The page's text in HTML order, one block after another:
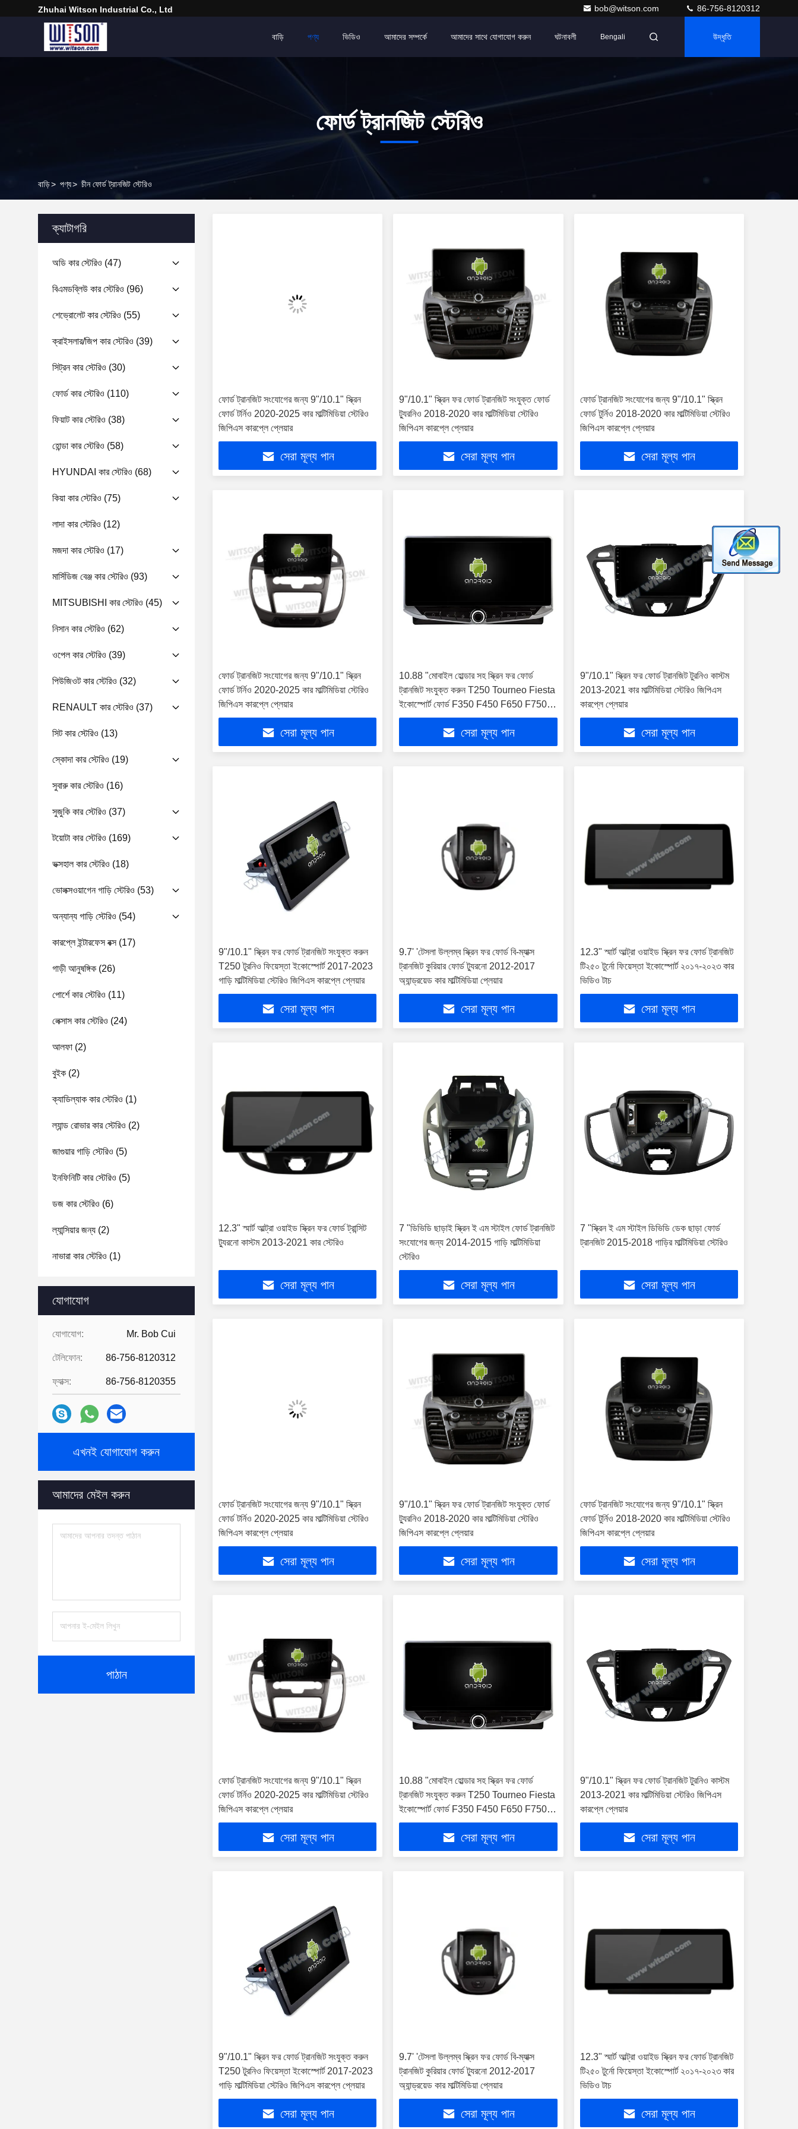
Zhuhai Witson Industrial Co., Ltd bob@witson.com 86-756-8120312
বাড়ি পণ্য ভিডিও আমাদের সম্পর্কে আমাদের সাথে যোগাযোগ করুন ঘটনাবলী Bengali উদ্ধৃতি
ফোর্ড ট্রানজিট স্টেরিও
বাড়ি> পণ্য> চীন ফোর্ড ট্রানজিট স্টেরিও
ক্যাটাগরি
অডি কার স্টেরিও (47)
বিএমডব্লিউ কার স্টেরিও (96)
শেভ্রোলেট কার স্টেরিও (55)
ক্রাইসলার/জিপ কার স্টেরিও (39)
সিট্রন কার স্টেরিও (30)
ফোর্ড কার স্টেরিও (110)
ফিয়াট কার স্টেরিও (38)
হোন্ডা কার স্টেরিও (58)
HYUNDAI কার স্টেরিও (68)
কিয়া কার স্টেরিও (75)
লাদা কার স্টেরিও (12)
মজদা কার স্টেরিও (17)
মার্সিডিজ বেঞ্জ কার স্টেরিও (93)
MITSUBISHI কার স্টেরিও (45)
নিসান কার স্টেরিও (62)
ওপেল কার স্টেরিও (39)
পিউজিওট কার স্টেরিও (32)
RENAULT কার স্টেরিও (37)
সিট কার স্টেরিও (13)
স্কোদা কার স্টেরিও (19)
সুবারু কার স্টেরিও (16)
সুজুকি কার স্টেরিও (37)
টয়োটা কার স্টেরিও (169)
ভক্সহাল কার স্টেরিও (18)
ভোলক্সওয়াগেন গাড়ি স্টেরিও (53)
অন্যান্য গাড়ি স্টেরিও (54)
কারপ্লে ইন্টারফেস বক্স(17)
গাড়ী আনুষঙ্গিক (26)
পোর্শে কার স্টেরিও (11)
লেক্সাস কার স্টেরিও (24)
আলফা (2)
বুইক (2)
ক্যাডিল্যাক কার স্টেরিও (1)
ল্যান্ড রোভার কার স্টেরিও (2)
জাগুয়ার গাড়ি স্টেরিও (5)
ইনফিনিটি কার স্টেরিও (5)
ডজ কার স্টেরিও (6)
ল্যান্সিয়ার জন্য (2)
নাভারা কার স্টেরিও (1)
যোগাযোগ
যোগাযোগ: Mr. Bob Cui
টেলিফোন: 86-756-8120312
ফ্যাক্স: 86-756-8120355
এখনই যোগাযোগ করুন
আমাদের মেইল ​​করুন
পাঠান
ফোর্ড ট্রানজিট সংযোগের জন্য 9"/10.1" স্ক্রিন
ফোর্ড টর্নিও 2020-2025 কার মাল্টিমিডিয়া স্টেরিও
জিপিএস কারপ্লে প্লেয়ার
সেরা মূল্য পান
9"/10.1" স্ক্রিন ফর ফোর্ড ট্রানজিট সংযুক্ত ফোর্ড
ট্যুরনিও 2018-2020 কার মাল্টিমিডিয়া স্টেরিও
জিপিএস কারপ্লে প্লেয়ার
সেরা মূল্য পান
ফোর্ড ট্রানজিট সংযোগের জন্য 9"/10.1" স্ক্রিন
ফোর্ড টুর্নিও 2018-2020 কার মাল্টিমিডিয়া স্টেরিও
জিপিএস কারপ্লে প্লেয়ার
সেরা মূল্য পান
ফোর্ড ট্রানজিট সংযোগের জন্য 9"/10.1" স্ক্রিন
ফোর্ড টর্নিও 2020-2025 কার মাল্টিমিডিয়া স্টেরিও
জিপিএস কারপ্লে প্লেয়ার
সেরা মূল্য পান
10.88 "মোবাইল হোল্ডার সহ স্ক্রিন ফর ফোর্ড
ট্রানজিট সংযুক্ত করুন T250 Tourneo Fiesta
ইকোস্পোর্ট ফোর্ড F350 F450 F650 F750
2017-2023 মাল্টিমিডিয়া স্টেরিও জিপিএস কারপ্লে
সেরা মূল্য পান
9"/10.1" স্ক্রিন ফর ফোর্ড ট্রানজিট টুরনিও কাস্টম
2013-2021 কার মাল্টিমিডিয়া স্টেরিও জিপিএস
কারপ্লে প্লেয়ার
সেরা মূল্য পান
9"/10.1" স্ক্রিন ফর ফোর্ড ট্রানজিট সংযুক্ত করুন
T250 টুরনিও ফিয়েস্তা ইকোস্পোর্ট 2017-2023
গাড়ি মাল্টিমিডিয়া স্টেরিও জিপিএস কারপ্লে প্লেয়ার
সেরা মূল্য পান
9.7' 'টেসলা উল্লম্ব স্ক্রিন ফর ফোর্ড বি-ম্যাক্স
ট্রানজিট কুরিয়ার ফোর্ড ট্যুরনো 2012-2017
অ্যান্ড্রয়েড কার মাল্টিমিডিয়া প্লেয়ার
সেরা মূল্য পান
12.3" স্মার্ট আল্ট্রা ওয়াইড স্ক্রিন ফর ফোর্ড ট্রানজিট
টি২৫০ টুর্নো ফিয়েস্তা ইকোস্পোর্ট ২০১৭-২০২৩ কার
ভিডিও টাচ
সেরা মূল্য পান
12.3" স্মার্ট আল্ট্রা ওয়াইড স্ক্রিন ফর ফোর্ড ট্রান্সিট
ট্যুরনো কাস্টম 2013-2021 কার স্টেরিও
সেরা মূল্য পান
7 "ডিভিডি ছাড়াই স্ক্রিন ই এম স্টাইল ফোর্ড ট্রানজিট
সংযোগের জন্য 2014-2015 গাড়ি মাল্টিমিডিয়া
স্টেরিও
সেরা মূল্য পান
7 "স্ক্রিন ই এম স্টাইল ডিভিডি ডেক ছাড়া ফোর্ড
ট্রানজিট 2015-2018 গাড়ির মাল্টিমিডিয়া স্টেরিও
সেরা মূল্য পান
ফোর্ড ট্রানজিট সংযোগের জন্য 9"/10.1" স্ক্রিন
ফোর্ড টর্নিও 2020-2025 কার মাল্টিমিডিয়া স্টেরিও
জিপিএস কারপ্লে প্লেয়ার
সেরা মূল্য পান
9"/10.1" স্ক্রিন ফর ফোর্ড ট্রানজিট সংযুক্ত ফোর্ড
ট্যুরনিও 2018-2020 কার মাল্টিমিডিয়া স্টেরিও
জিপিএস কারপ্লে প্লেয়ার
সেরা মূল্য পান
ফোর্ড ট্রানজিট সংযোগের জন্য 9"/10.1" স্ক্রিন
ফোর্ড টুর্নিও 2018-2020 কার মাল্টিমিডিয়া স্টেরিও
জিপিএস কারপ্লে প্লেয়ার
সেরা মূল্য পান
ফোর্ড ট্রানজিট সংযোগের জন্য 9"/10.1" স্ক্রিন
ফোর্ড টর্নিও 2020-2025 কার মাল্টিমিডিয়া স্টেরিও
জিপিএস কারপ্লে প্লেয়ার
সেরা মূল্য পান
10.88 "মোবাইল হোল্ডার সহ স্ক্রিন ফর ফোর্ড
ট্রানজিট সংযুক্ত করুন T250 Tourneo Fiesta
ইকোস্পোর্ট ফোর্ড F350 F450 F650 F750
2017-2023 মাল্টিমিডিয়া স্টেরিও জিপিএস কারপ্লে
সেরা মূল্য পান
9"/10.1" স্ক্রিন ফর ফোর্ড ট্রানজিট টুরনিও কাস্টম
2013-2021 কার মাল্টিমিডিয়া স্টেরিও জিপিএস
কারপ্লে প্লেয়ার
সেরা মূল্য পান
9"/10.1" স্ক্রিন ফর ফোর্ড ট্রানজিট সংযুক্ত করুন
T250 টুরনিও ফিয়েস্তা ইকোস্পোর্ট 2017-2023
গাড়ি মাল্টিমিডিয়া স্টেরিও জিপিএস কারপ্লে প্লেয়ার
সেরা মূল্য পান
9.7' 'টেসলা উল্লম্ব স্ক্রিন ফর ফোর্ড বি-ম্যাক্স
ট্রানজিট কুরিয়ার ফোর্ড ট্যুরনো 2012-2017
অ্যান্ড্রয়েড কার মাল্টিমিডিয়া প্লেয়ার
সেরা মূল্য পান
12.3" স্মার্ট আল্ট্রা ওয়াইড স্ক্রিন ফর ফোর্ড ট্রানজিট
টি২৫০ টুর্নো ফিয়েস্তা ইকোস্পোর্ট ২০১৭-২০২৩ কার
ভিডিও টাচ
সেরা মূল্য পান